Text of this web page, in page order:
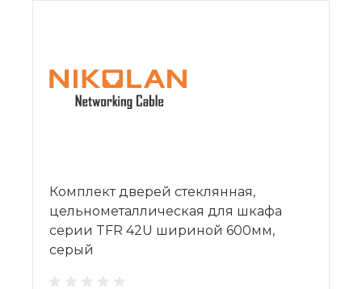
Комплект дверей стеклянная,
цельнометаллическая для шкафа
серии TFR 42U шириной 600мм,
серый